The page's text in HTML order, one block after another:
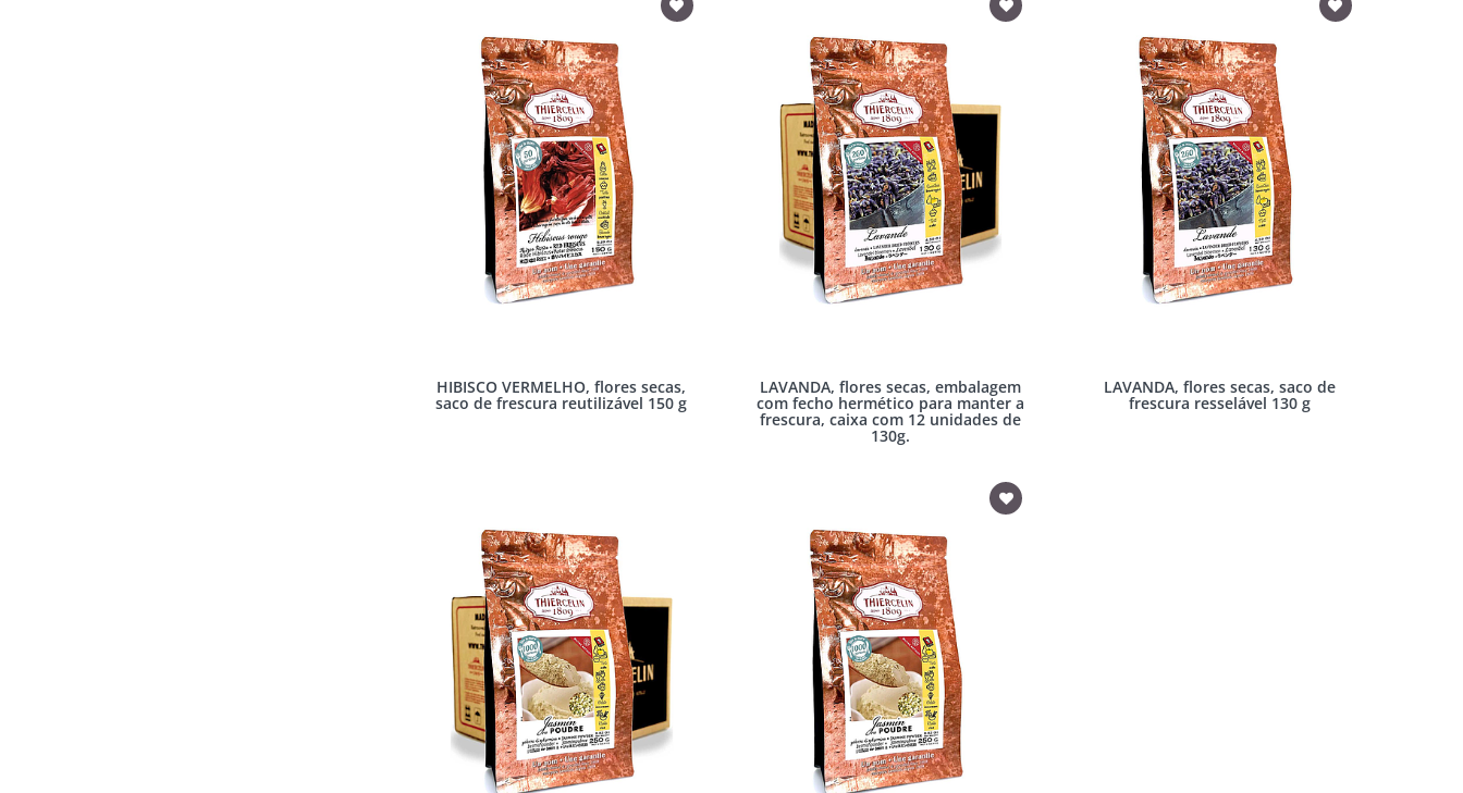
HIBISCO VERMELHO, flores secas,
saco de frescura reutilizável 150 g
LAVANDA, flores secas, embalagem
com fecho hermético para manter a
frescura, caixa com 12 unidades de
130g.
LAVANDA, flores secas, saco de
frescura resselável 130 g